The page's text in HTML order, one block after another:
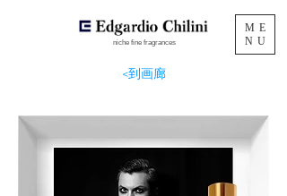
ME
NU
niche fine fragrances
<到画廊